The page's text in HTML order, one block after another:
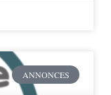
ANNONCES